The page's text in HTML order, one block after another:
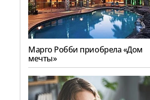
Марго Робби приобрела «Дом
мечты»